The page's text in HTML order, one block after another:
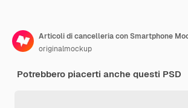
Articoli di cancelleria con Smartphone
originalmockup
Potrebbero piacerti anche questi PSD